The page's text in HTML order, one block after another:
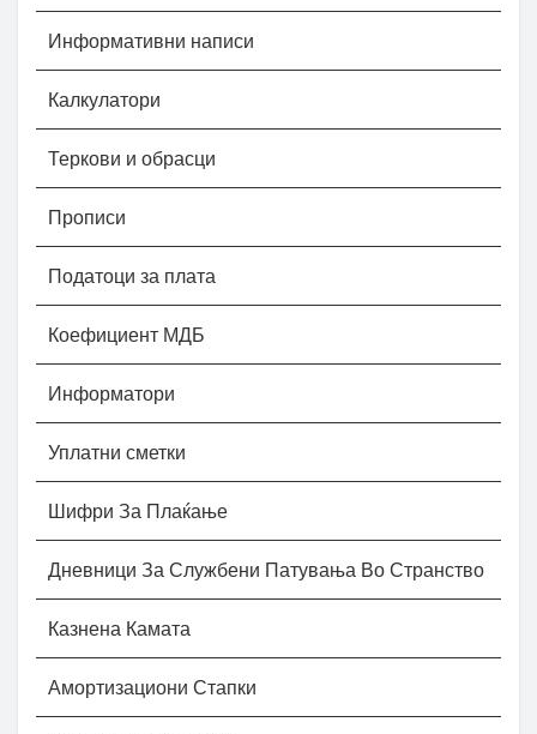
Информативни написи
Калкулатори
Теркови и обрасци
Прописи
Податоци за плата
Коефициент МДБ
Информатори
Уплатни сметки
Шифри За Плаќање
Дневници За Службени Патувања Во Странство
Казнена Камата
Амортизациони Стапки